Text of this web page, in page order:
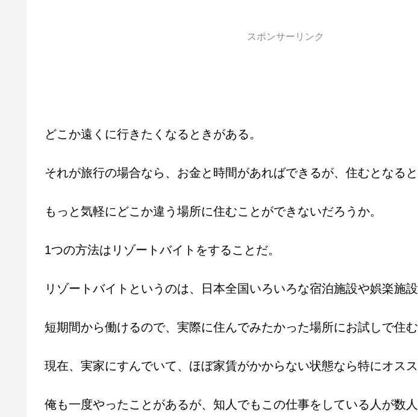
スポンサーリンク
どこか遠くに行きたくなるときがある。
それが旅行の場合なら、お金と時間があればできるが、住むとなると
もっと気軽にどこか違う場所に住むことができないだろうか。
1つの方法はリゾートバイトをすることだ。
リゾートバイトというのは、日本全国いろいろな宿泊施設や娯楽施設
短期間から働けるので、実際に住んでみたかった場所にお試しで住む
現在、実家にすんでいて、ほぼ家賃がかからない状態なら特にオスス
俺も一度やったことがあるが、知人でもこの仕事をしている人が数人